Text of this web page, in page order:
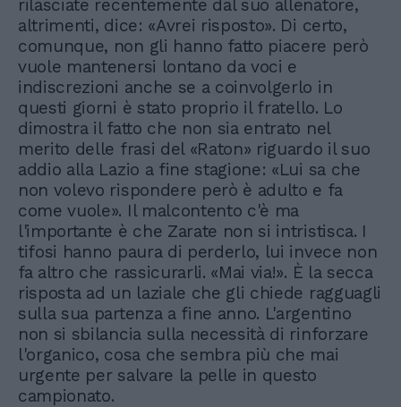
rilasciate recentemente dal suo allenatore,
altrimenti, dice: «Avrei risposto». Di certo,
comunque, non gli hanno fatto piacere però
vuole mantenersi lontano da voci e
indiscrezioni anche se a coinvolgerlo in
questi giorni è stato proprio il fratello. Lo
dimostra il fatto che non sia entrato nel
merito delle frasi del «Raton» riguardo il suo
addio alla Lazio a fine stagione: «Lui sa che
non volevo rispondere però è adulto e fa
come vuole». Il malcontento c'è ma
l'importante è che Zarate non si intristisca. I
tifosi hanno paura di perderlo, lui invece non
fa altro che rassicurarli. «Mai via!». È la secca
risposta ad un laziale che gli chiede ragguagli
sulla sua partenza a fine anno. L'argentino
non si sbilancia sulla necessità di rinforzare
l'organico, cosa che sembra più che mai
urgente per salvare la pelle in questo
campionato.